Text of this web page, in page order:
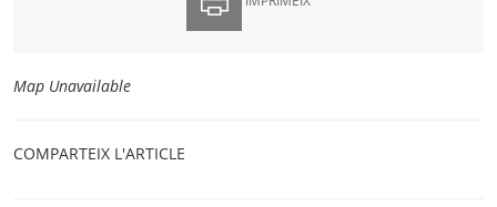
Map Unavailable
COMPARTEIX L'ARTICLE